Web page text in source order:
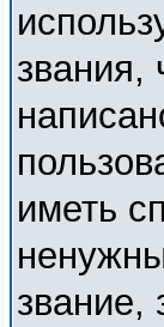
звания,
иметь
звание,